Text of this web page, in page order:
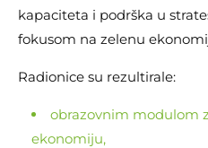
kapaciteta i podrška u
fokusom na zelenu
Radionice su rezultirale:
obrazovnim modulom
ekonomiju,